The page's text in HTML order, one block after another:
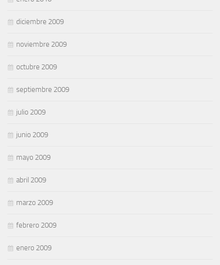
diciembre 2009
noviembre 2009
octubre 2009
septiembre 2009
julio 2009
junio 2009
mayo 2009
abril 2009
marzo 2009
febrero 2009
enero 2009